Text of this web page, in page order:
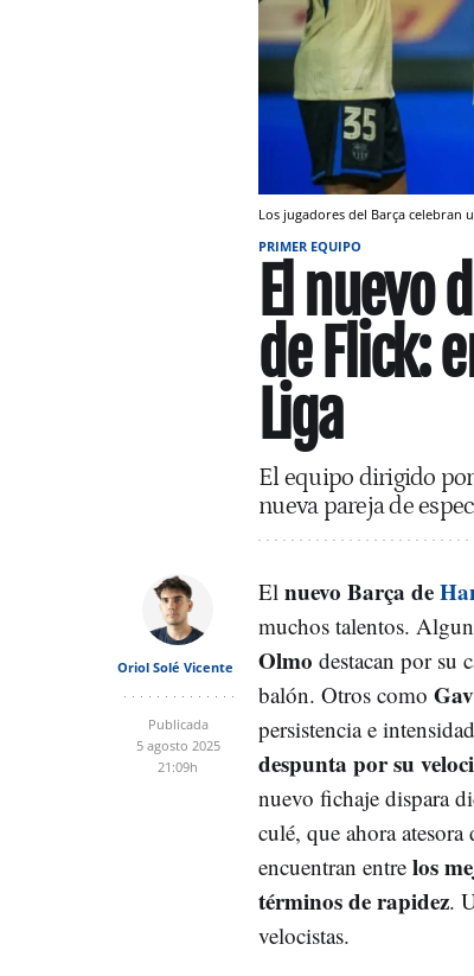
Los jugadores del Barça celebran
PRIMER EQUIPO
El nuevo
de Flick:
Liga
El equipo dirigido
nueva pareja de
Oriol Solé Vicente
Publicada
5 agosto 2025
21:09h
El nuevo Barça de
muchos talentos.
Olmo destacan por su
balón. Otros como
persistencia e
despunta por su
nuevo fichaje dispara
culé, que ahora
encuentran entre los
términos de rapidez.
velocistas.